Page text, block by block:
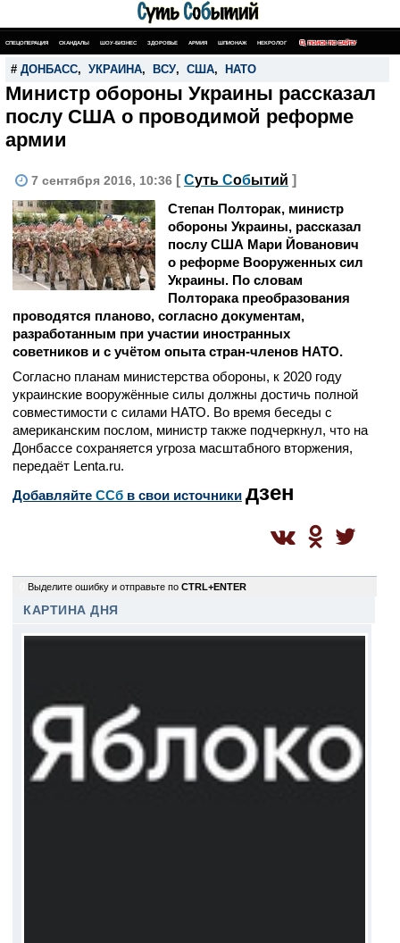
СПЕЦОПЕРАЦИЯ СКАНДАЛЫ ШОУ-БИЗНЕС ЗДОРОВЬЕ АРМИЯ ШПИОНАЖ НЕКРОЛОГ ПОИСК ПО САЙТУ
# ДОНБАСС, УКРАИНА, ВСУ, США, НАТО
Министр обороны Украины рассказал
послу США о проводимой реформе
армии
7 сентября 2016, 10:36 [ Суть Событий ]
Степан Полторак, министр
обороны Украины, рассказал
послу США Мари Йованович
о реформе Вооруженных сил
Украины. По словам
Полторака преобразования
проводятся планово, согласно документам,
разработанным при участии иностранных
советников и с учётом опыта стран-членов НАТО.
Согласно планам министерства обороны, к 2020 году
украинские вооружённые силы должны достичь полной
совместимости с силами НАТО. Во время беседы с
американским послом, министр также подчеркнул, что на
Донбассе сохраняется угроза масштабного вторжения,
передаёт Lenta.ru.
Добавляйте CСб в свои источники дзен
Выделите ошибку и отправьте по CTRL+ENTER
КАРТИНА ДНЯ